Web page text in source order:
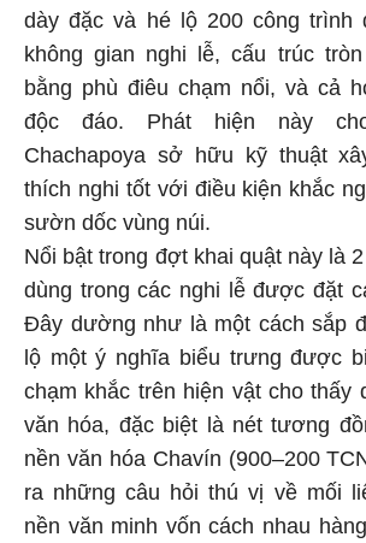
dày đặc và hé lộ 200 công trình
không gian nghi lễ, cấu trúc
bằng phù điêu chạm nổi, và cả
độc đáo. Phát hiện này
Chachapoya sở hữu kỹ thuật
thích nghi tốt với điều kiện khắc
sườn dốc vùng núi.
Nổi bật trong đợt khai quật này là
dùng trong các nghi lễ được đặt
Đây dường như là một cách sắp
lộ một ý nghĩa biểu trưng được
chạm khắc trên hiện vật cho thấy
văn hóa, đặc biệt là nét tương
nền văn hóa Chavín (900–200
ra những câu hỏi thú vị về mối
nền văn minh vốn cách nhau